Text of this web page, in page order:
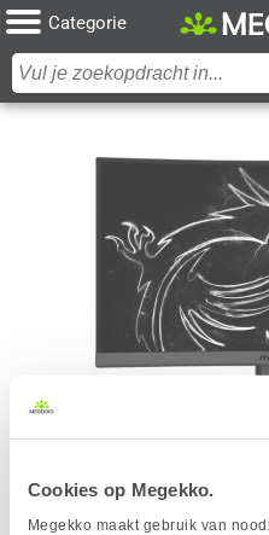
Cookies op Megekko.
Megekko maakt gebruik van
Categorie
MSI OPTIX G27CQ4 27"
GAMING MONITOR